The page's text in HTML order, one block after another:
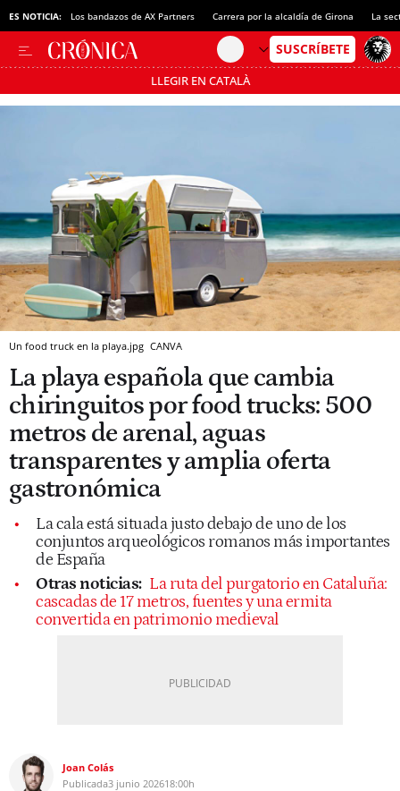
ES NOTICIA: Los bandazos de AX Partners Carrera por la alcaldía de Girona La
LLEGIR EN CATALÀ
Pásate al MODO AHORRO
Un food truck en la playa.jpg CANVA
La playa española que cambia
chiringuitos por food trucks: 500
metros de arenal, aguas
transparentes y amplia oferta
gastronómica
La cala está situada justo debajo de uno de los
conjuntos arqueológicos romanos más importantes
de España
Otras noticias: La ruta del purgatorio en Cataluña:
cascadas de 17 metros, fuentes y una ermita
convertida en patrimonio medieval
Joan Colás
Publicada3 junio 202618:00h